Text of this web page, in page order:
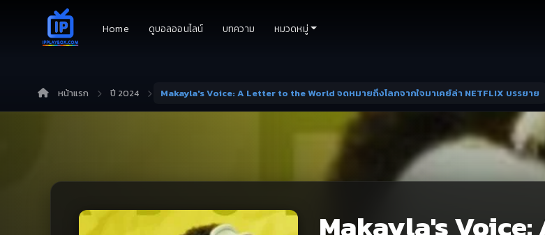
Home ดูบอลออนไลน์ บทความ หมวดหมู่
หน้าแรก ปี 2024 Makayla's Voice: A Letter to the World จดหมายถึงโลกจากใจมาเคย์ล่า NETFLIX บรรยาย
Makayla's